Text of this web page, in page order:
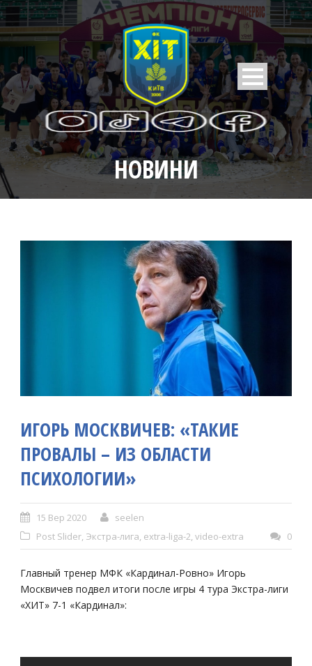
НОВИНИ
ИГОРЬ МОСКВИЧЕВ: «ТАКИЕ
ПРОВАЛЫ – ИЗ ОБЛАСТИ
ПСИХОЛОГИИ»
15 Вер 2020
seelen
Post Slider, Экстра-лига, extra-liga-2, video-extra 0
Главный тренер МФК «Кардинал-Ровно» Игорь
Москвичев подвел итоги после игры 4 тура Экстра-лиги
«ХИТ» 7-1 «Кардинал»: